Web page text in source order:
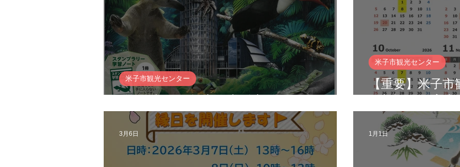
米子市観光センター
【重要】米子
米子市観光センター
3月6日 1月1日